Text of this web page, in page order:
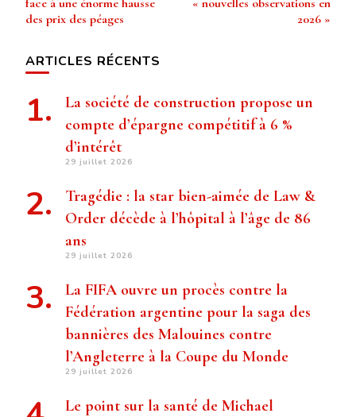
des prix des péages
2026 »
ARTICLES RÉCENTS
La société de construction propose un
compte d’épargne compétitif à 6 %
d’intérêt
29 juillet 2026
Tragédie : la star bien-aimée de Law &
Order décède à l’hôpital à l’âge de 86
ans
29 juillet 2026
La FIFA ouvre un procès contre la
Fédération argentine pour la saga des
bannières des Malouines contre
l’Angleterre à la Coupe du Monde
29 juillet 2026
Le point sur la santé de Michael